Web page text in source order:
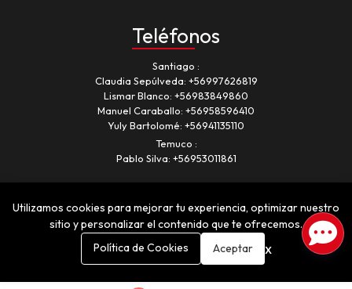
Teléfonos
Santiago
Claudia Sepúlveda: +56997626819
Lismar Blanco: +56983849860
Manuel Caraballo: +56958596410
Yuly Bartolomé: +56941135110
Temuco
Pablo Silva: +56953011861
Romancia © 2026¿Te gusta mi tienda? Yo vendo con
Utilizamos cookies para mejorar tu experiencia, optimizar nuestro
sitio y personalizar el contenido que te ofrecemos.
Política de Cookies
Aceptar x